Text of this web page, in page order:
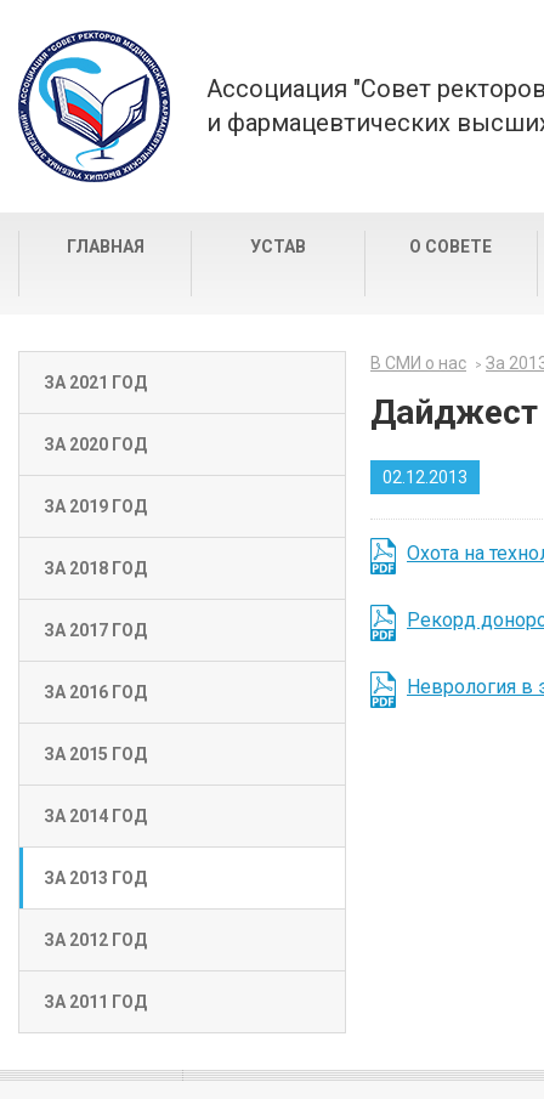
Ассоциация "Совет
и фармацевтических
ГЛАВНАЯ УСТАВ О СОВЕТЕ
ЗА 2021 ГОД
ЗА 2020 ГОД
ЗА 2019 ГОД
ЗА 2018 ГОД
ЗА 2017 ГОД
ЗА 2016 ГОД
ЗА 2015 ГОД
ЗА 2014 ГОД
ЗА 2013 ГОД
ЗА 2012 ГОД
ЗА 2011 ГОД
В СМИ о нас За
Дайджест
02.12.2013
Охота на
Рекорд
Неврология в